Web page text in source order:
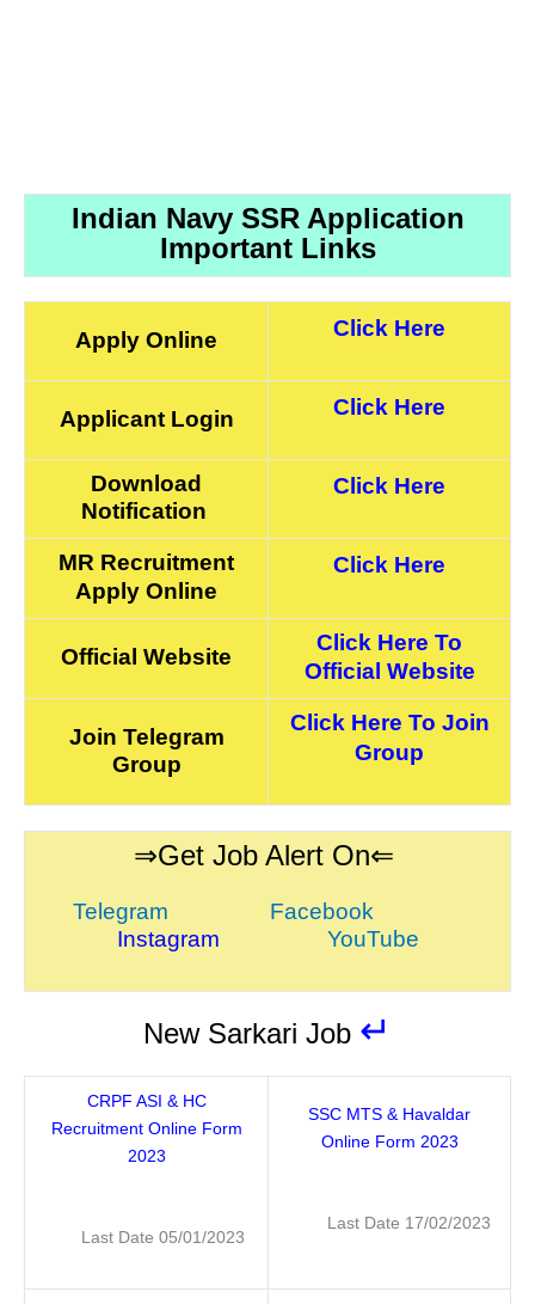
Indian Navy SSR Application
Important Links
Apply Online Click Here
Applicant Login Click Here
Download
Notification
Click Here
MR Recruitment
Apply Online
Click Here
Official Website
Click Here To
Official Website
Join Telegram
Group
Click Here To Join
Group
⇒Get Job Alert On⇐
Telegram
Facebook
Instagram
YouTube
New Sarkari Job ↵
CRPF ASI & HC
Recruitment Online Form
2023
Last Date 05/01/2023
SSC MTS & Havaldar
Online Form 2023
Last Date 17/02/2023